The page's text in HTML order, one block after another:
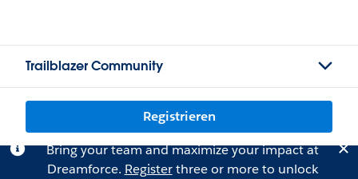
Trailblazer Community
Registrieren
Bring your team and maximize your impact at
Dreamforce. Registerthree or more to unlock